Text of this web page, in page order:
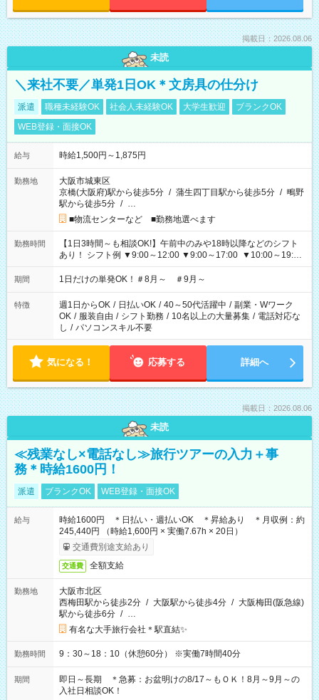
掲載日：2026.08.06
未読
＼来社不要／単発1日OK＊文房具の仕分け
派遣 職種未経験OK 社会人未経験OK 大学生歓迎
ブランクOK
WEB登録・面接OK
給与 時給1,500円～1,875円
勤務地
大阪市城東区
京橋(大阪府)駅から徒歩5分 / 蒲生四丁目駅から徒歩5分 / 鴫野
駅から徒歩5分 / …
■物流センターなど ■勤務地選べます
勤務時間
【1日3時間～も相談OK!】午前中のみや18時以降などのシフト
あり！ シフト例 ▼9:00～12:00 ▼9:00～17:00 ▼10:00～19:00
▼18:00～21:00
期間 1日だけの単発OK！＃8月～ ＃9月～
特徴 週1日からOK / 日払いOK / 40～50代活躍中 / 副業・Wワーク
OK / 服装自由 / シフト勤務 / 10名以上の大量募集 / 電話対応な
し / パソコンスキル不要
気になる！ 応募する 詳細へ
掲載日：2026.08.06
未読
≪残業なし×電話なし≫旅行ツアーの入力＋事
務＊時給1600円！
派遣 ブランクOK WEB登録・面接OK
給与
時給1600円 ＊日払い・週払いOK ＊昇給あり ＊月収例：約
245,440円 （時給1,600円 × 実働7.67h × 20日）
交通費別途支給あり
交通費 全額支給
勤務地
大阪市北区
西梅田駅から徒歩2分 / 大阪駅から徒歩4分 / 大阪梅田(阪急線)
駅から徒歩6分 / …
有名な大手旅行会社＊駅直結✨
勤務時間 9：30～18：10（休憩60分） ※実働7時間40分
期間
即日～長期 ＊急募：お盆明けの8/17～もＯＫ！8月～9月～の
入社日相談OK！